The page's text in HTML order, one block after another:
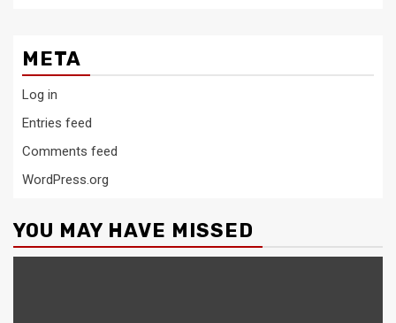
META
Log in
Entries feed
Comments feed
WordPress.org
YOU MAY HAVE MISSED